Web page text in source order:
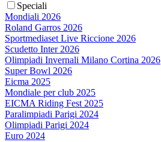
Speciali
Mondiali 2026
Roland Garros 2026
Sportmediaset Live Riccione 2026
Scudetto Inter 2026
Olimpiadi Invernali Milano Cortina 2026
Super Bowl 2026
Eicma 2025
Mondiale per club 2025
EICMA Riding Fest 2025
Paralimpiadi Parigi 2024
Olimpiadi Parigi 2024
Euro 2024